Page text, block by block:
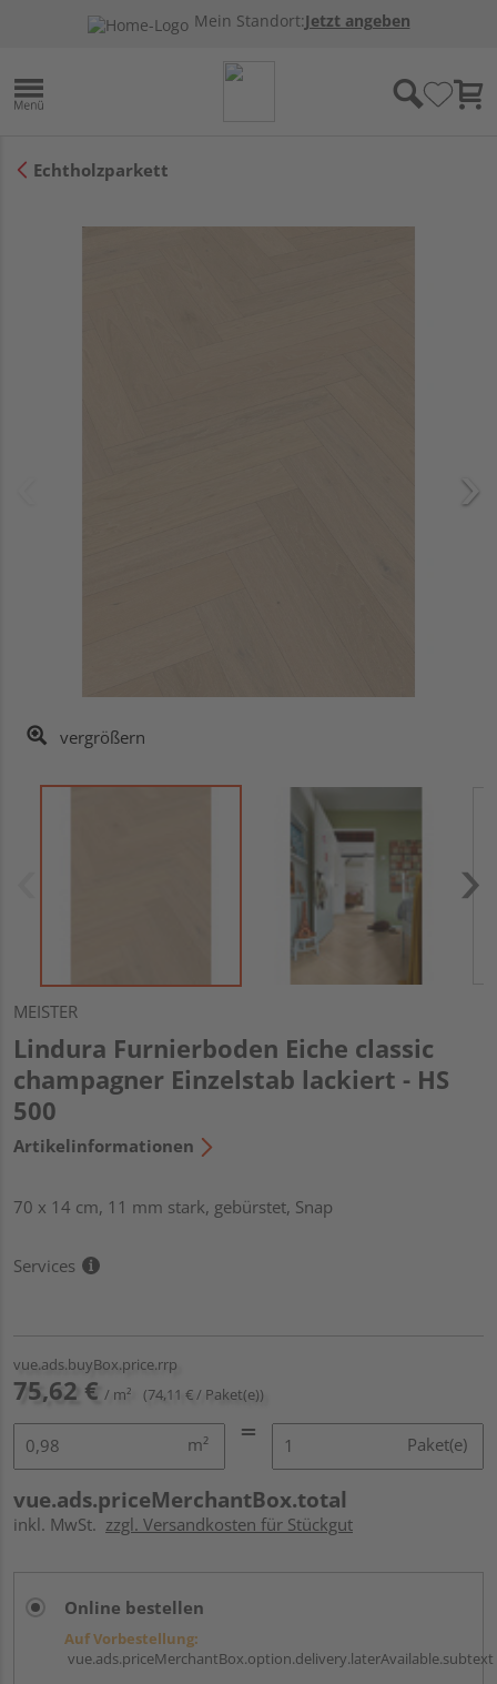
Mein Standort:Jetzt angeben
Echtholzparkett
vergrößern
MEISTER
Lindura Furnierboden Eiche classic
champagner Einzelstab lackiert - HS
500
Artikelinformationen
70 x 14 cm, 11 mm stark, gebürstet, Snap
Services
vue.ads.buyBox.price.rrp
75,62 € / m² (74,11 € / Paket(e))
m² Paket(e)
vue.ads.priceMerchantBox.total
inkl. MwSt. zzgl. Versandkosten für Stückgut
Online bestellen
Auf Vorbestellung:
vue.ads.priceMerchantBox.option.delivery.laterAvailable.subtext